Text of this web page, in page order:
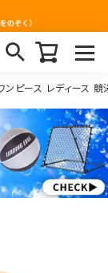
ピース レディース